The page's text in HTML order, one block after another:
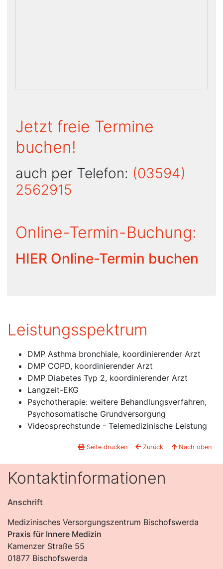
Kontaktinformationen
Anschrift
Medizinisches Versorgungszentrum Bischofswerda
Praxis für Innere Medizin
Kamenzer Straße 55
01877 Bischofswerda
Jetzt freie Termine
buchen!
auch per Telefon: (03594)
2562915
Online-Termin-Buchung:
HIER Online-Termin buchen
Leistungsspektrum
DMP Asthma bronchiale, koordinierender Arzt
DMP COPD, koordinierender Arzt
DMP Diabetes Typ 2, koordinierender Arzt
Langzeit-EKG
Psychotherapie: weitere Behandlungsverfahren,
Psychosomatische Grundversorgung
Videosprechstunde - Telemedizinische Leistung
Nach oben
Zurück
Seite drucken